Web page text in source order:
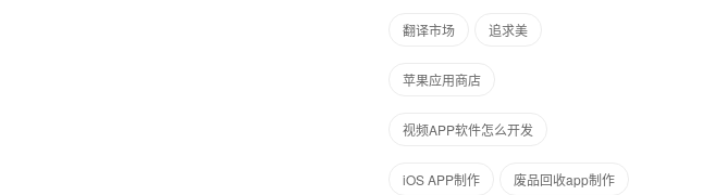
翻译市场 追求美
苹果应用商店
视频APP软件怎么开发
iOS APP制作 废品回收app制作